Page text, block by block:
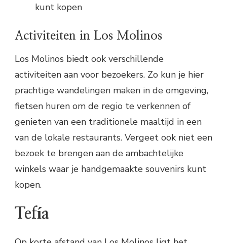
kunt kopen
Activiteiten in Los Molinos
Los Molinos biedt ook verschillende
activiteiten aan voor bezoekers. Zo kun je hier
prachtige wandelingen maken in de omgeving,
fietsen huren om de regio te verkennen of
genieten van een traditionele maaltijd in een
van de lokale restaurants. Vergeet ook niet een
bezoek te brengen aan de ambachtelijke
winkels waar je handgemaakte souvenirs kunt
kopen.
Tefía